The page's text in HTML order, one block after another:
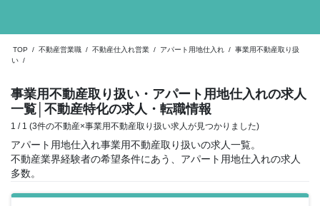
TOP / 不動産営業職 / 不動産仕入れ営業 / アパート用地仕入れ / 事業用不動産取り扱
い /
事業用不動産取り扱い・アパート用地仕入れの求人
一覧 │不動産特化の求人・転職情報
1 / 1 (3件の不動産×事業用不動産取り扱い求人が見つかりました)
アパート用地仕入れ事業用不動産取り扱いの求人一覧。
不動産業界経験者の希望条件にあう、アパート用地仕入れの求人
多数。